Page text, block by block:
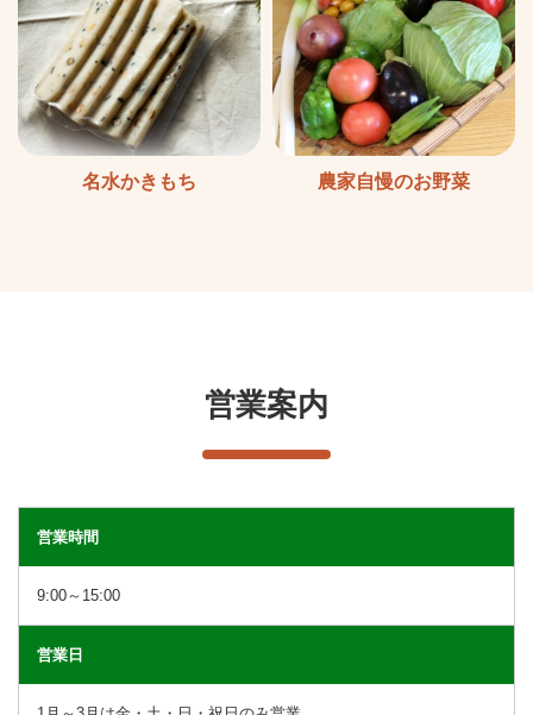
名水かきもち 農家自慢のお野菜
営業案内
営業時間
9:00～15:00
営業日